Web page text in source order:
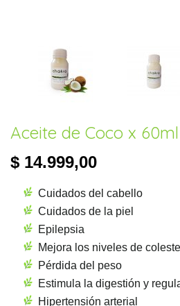
Aceite de Coco x 60ml
$ 14.999,00
Cuidados del cabello
Cuidados de la piel
Epilepsia
Mejora los niveles de
Pérdida del peso
Estimula la digestión y
Hipertensión arterial